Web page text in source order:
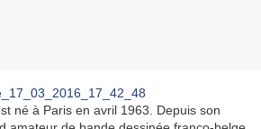
né à Paris en avril 1963. Depuis son